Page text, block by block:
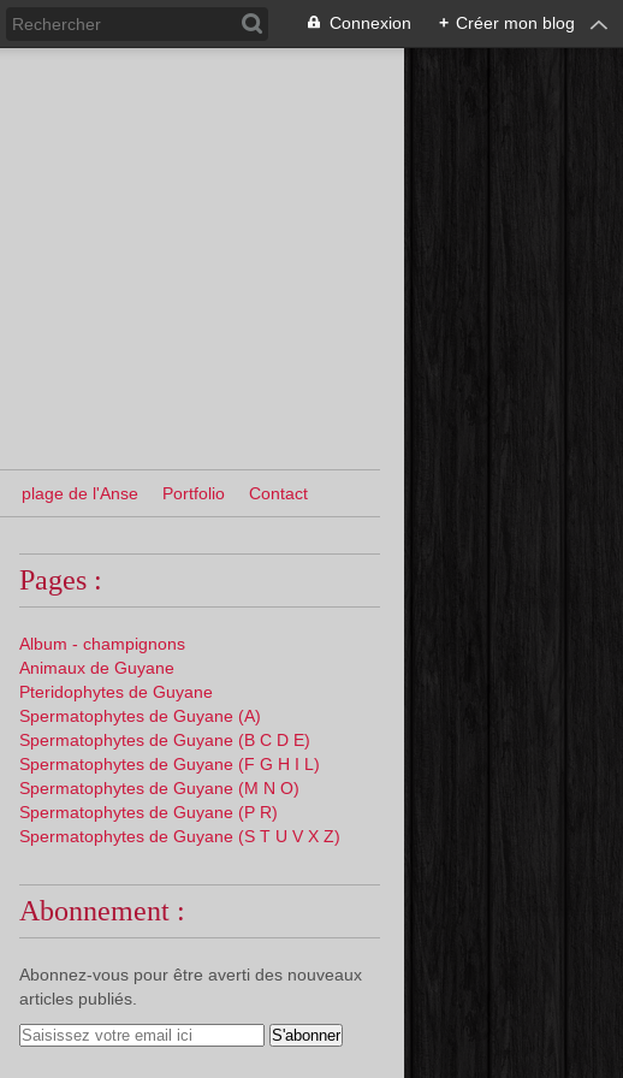
Connexion + Créer mon blog
plage de l'Anse Portfolio Contact
Pages :
Album - champignons
Animaux de Guyane
Pteridophytes de Guyane
Spermatophytes de Guyane (A)
Spermatophytes de Guyane (B C D E)
Spermatophytes de Guyane (F G H I L)
Spermatophytes de Guyane (M N O)
Spermatophytes de Guyane (P R)
Spermatophytes de Guyane (S T U V X Z)
Abonnement :
Abonnez-vous pour être averti des nouveaux
articles publiés.